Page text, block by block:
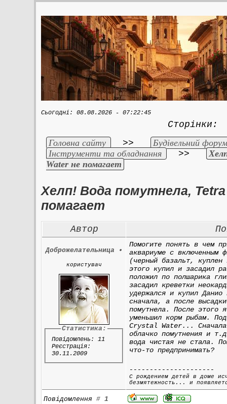
Сьогодні: 08.08.2026 - 07:22:45
Головна сайту
>>
Будівельний
Інструменти та обладнання
>>
Water не помагает
Хелп! Вода помутнела,
помагает
Автор
Доброжелательница •
користувач
Статистика:
Повідомлень: 11
Реєстрація:
30.11.2009
Помогите понять в чем
аквариуме с включенным
(черный базальт,
этого купил и засадил
положил по полшарика
засадил креветки
удержался и купил
сначала, а после
помутнела. После этого
уменьшил корм рыбам.
Crystal Water... Сначала
облачко помутнения и
вода чистая не стала.
что-то предпринимать?
---------------------
С рождением детей в доме
безмятежность... и
Повідомлення#1